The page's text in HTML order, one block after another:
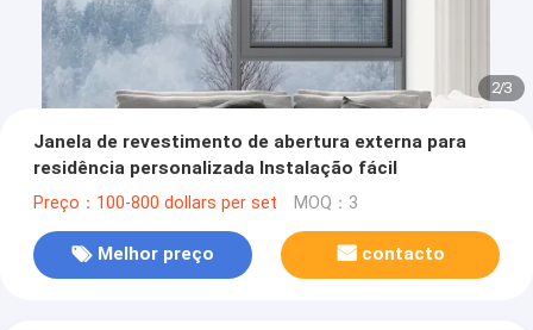
2/3
Janela de revestimento de abertura externa para
residência personalizada Instalação fácil
Preço：100-800 dollars per set MOQ：3
Melhor preço contacto